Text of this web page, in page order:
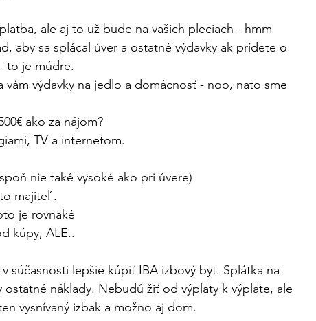
ale aj to už bude na vašich pleciach - hmm
aby sa splácal úver a ostatné výdavky ak prídete o
to je múdre.
vám výdavky na jedlo a domácnosť - noo, nato sme
ako za nájom?
TV a internetom.
nie také vysoké ako pri úvere)
majiteľ .
je rovnaké
kúpy, ALE..
súčasnosti lepšie kúpiť IBA izbový byt. Splátka na
náklady. Nebudú žiť od výplaty k výplate, ale
vysnívaný izbak a možno aj dom.